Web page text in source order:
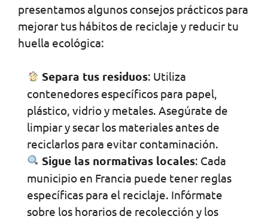
presentamos algunos consejos prácticos para
mejorar tus hábitos de reciclaje y reducir tu
huella ecológica:
Separa tus residuos: Utiliza
contenedores específicos para papel,
plástico, vidrio y metales. Asegúrate de
limpiar y secar los materiales antes de
reciclarlos para evitar contaminación.
Sigue las normativas locales: Cada
municipio en Francia puede tener reglas
específicas para el reciclaje. Infórmate
sobre los horarios de recolección y los